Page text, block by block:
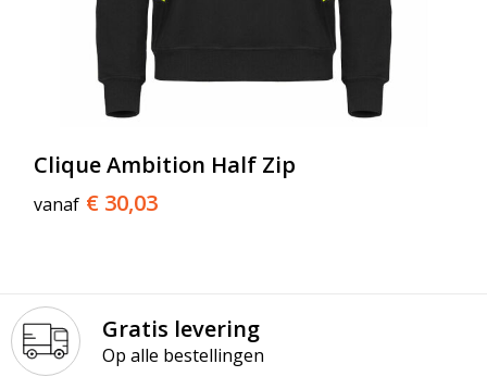
Clique Ambition Half Zip
vanaf € 30,03
Gratis levering
Op alle bestellingen